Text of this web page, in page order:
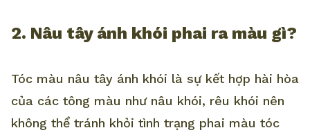
2. Nâu tây ánh khói phai ra màu gì?
Tóc màu nâu tây ánh khói là sự kết hợp hài hòa
của các tông màu như nâu khói, rêu khói nên
không thể tránh khỏi tình trạng phai màu tóc